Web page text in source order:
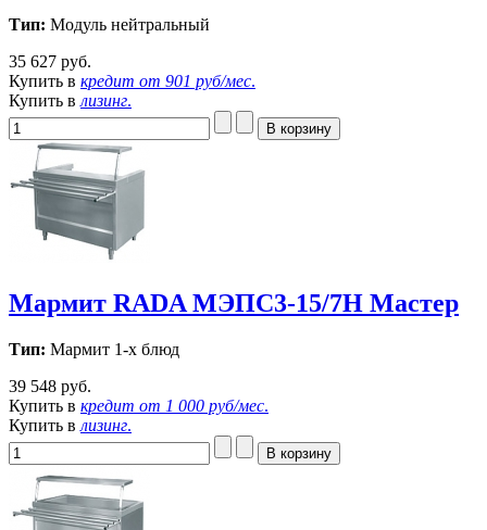
Тип: Модуль нейтральный
35 627 руб.
Купить в кредит от 901 руб/мес.
Купить в лизинг.
Мармит RADA МЭПС3-15/7Н Мастер
Тип: Мармит 1-х блюд
39 548 руб.
Купить в кредит от 1 000 руб/мес.
Купить в лизинг.